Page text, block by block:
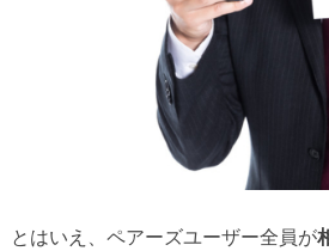
とはいえ、ペアーズユーザー全員が